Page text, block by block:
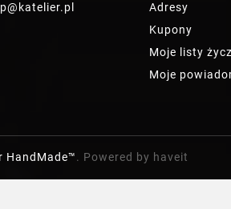
Adresy
Kupony
Moje listy
Moje
HandMade™. Powered by haveit